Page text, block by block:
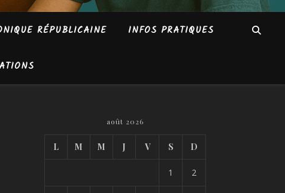
RÉPUBLICAINE INFOS PRATIQUES
août 2026
L M M J V S D
1 2